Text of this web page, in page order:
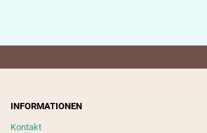
INFORMATIONEN
Kontakt